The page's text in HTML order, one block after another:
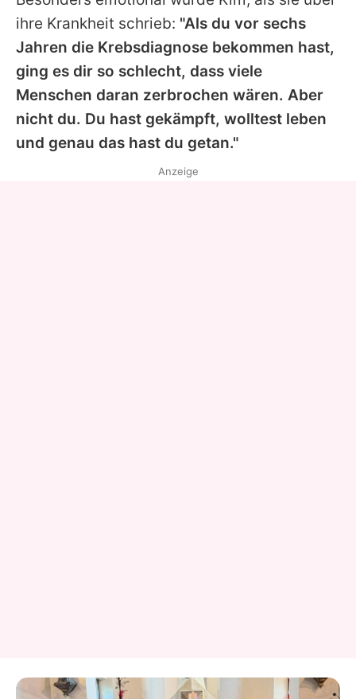
ihre Krankheit schrieb: "Als du vor sechs
Jahren die Krebsdiagnose bekommen hast,
ging es dir so schlecht, dass viele
Menschen daran zerbrochen wären. Aber
nicht du. Du hast gekämpft, wolltest leben
und genau das hast du getan."
Anzeige